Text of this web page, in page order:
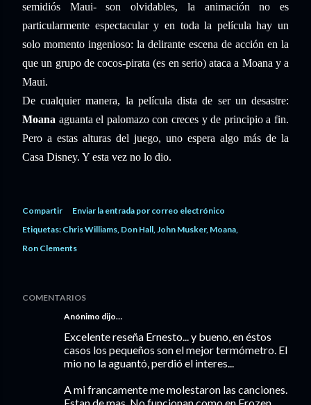
semidiós Maui- son olvidables, la animación no es
particularmente espectacular y en toda la película hay un
solo momento ingenioso: la delirante escena de acción en la
que un grupo de cocos-pirata (es en serio) ataca a Moana y a
Maui.
De cualquier manera, la película dista de ser un desastre:
Moana aguanta el palomazo con creces y de principio a fin.
Pero a estas alturas del juego, uno espera algo más de la
Casa Disney. Y esta vez no lo dio.
Compartir
Enviar la entrada por correo electrónico
Etiquetas: Chris Williams Don Hall John Musker Moana
Ron Clements
COMENTARIOS
Anónimo dijo…
Excelente reseña Ernesto... y bueno, en éstos
casos los pequeños son el mejor termómetro. El
mio no la aguantó, perdió el interes...
A mi francamente me molestaron las canciones.